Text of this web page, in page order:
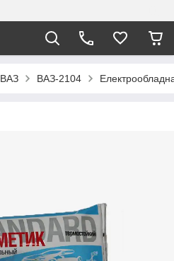
ВАЗ ВАЗ-2104